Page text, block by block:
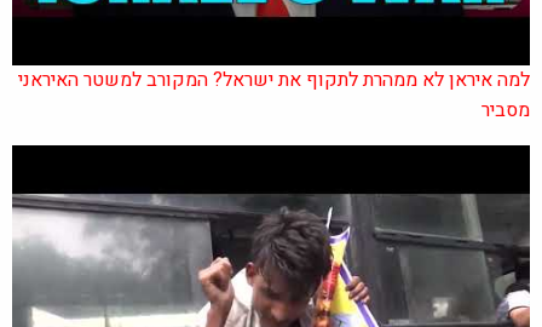
למה איראן לא ממהרת לתקוף את ישראל? המקורב למשטר האיראני
מסביר